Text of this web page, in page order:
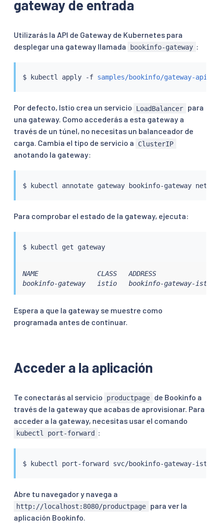
gateway de entrada
Utilizarás la API de Gateway de Kubernetes para
desplegar una gateway llamada
bookinfo-gateway :
$ kubectl apply -f samples/bookinfo/gateway-api/
Por defecto, Istio crea un servicio LoadBalancer
para
una gateway. Como accederás a esta gateway a
través de un túnel, no necesitas un balanceador de
carga. Cambia el tipo de servicio a
ClusterIP
anotando la gateway:
$ kubectl annotate gateway bookinfo-gateway
Para comprobar el estado de la gateway, ejecuta:
$ kubectl get gateway
NAME               CLASS   ADDRESS
bookinfo-gateway   istio   bookinfo-gateway-
Espera a que la gateway se muestre como
programada antes de continuar.
Acceder a la aplicación
Te conectarás al servicio productpage
de Bookinfo a
través de la gateway que acabas de aprovisionar. Para
acceder a la gateway, necesitas usar el comando
kubectl port-forward :
$ kubectl
Abre tu navegador y navega a
http://localhost:8080/productpage
para ver la
aplicación Bookinfo.